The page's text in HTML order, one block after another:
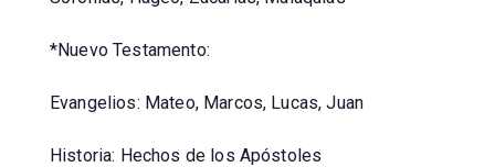
*Nuevo Testamento:
Evangelios: Mateo, Marcos, Lucas, Juan
Historia: Hechos de los Apóstoles